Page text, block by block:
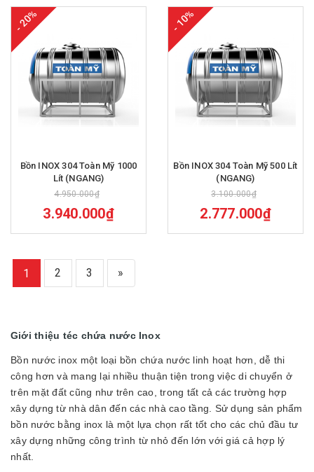
- 20%
Bồn INOX 304 Toàn Mỹ 1000
Lít (NGANG)
4.950.000₫
3.940.000₫
- 10%
Bồn INOX 304 Toàn Mỹ 500 Lít
(NGANG)
3.100.000₫
2.777.000₫
1 2 3 »
Giới thiệu téc chứa nước Inox
Bồn nước inox một loại bồn chứa nước linh hoạt hơn, dễ thi
công hơn và mang lại nhiều thuận tiện trong việc di chuyển ở
trên mặt đất cũng như trên cao, trong tất cả các trường hợp
xây dựng từ nhà dân đến các nhà cao tầng. Sử dụng sản phẩm
bồn nước bằng inox là một lựa chọn rất tốt cho các chủ đầu tư
xây dựng những công trình từ nhỏ đến lớn với giá cả hợp lý
nhất.